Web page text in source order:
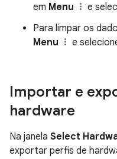
em Menu e
Para limpar os
Menu
e
Importar e
hardware
Na janela Select
exportar perfis de